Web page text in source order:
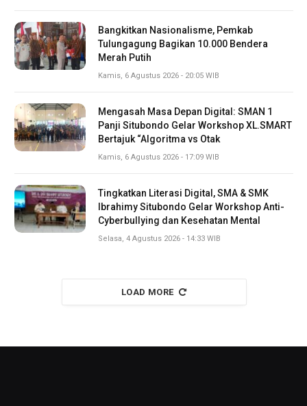
Bangkitkan Nasionalisme, Pemkab
Tulungagung Bagikan 10.000 Bendera
Merah Putih
Kamis, 6 Agustus 2026 - 20:05 WIB
Mengasah Masa Depan Digital: SMAN 1
Panji Situbondo Gelar Workshop XL.SMART
Bertajuk “Algoritma vs Otak
Kamis, 6 Agustus 2026 - 17:09 WIB
Tingkatkan Literasi Digital, SMA & SMK
Ibrahimy Situbondo Gelar Workshop Anti-
Cyberbullying dan Kesehatan Mental
Selasa, 4 Agustus 2026 - 14:33 WIB
LOAD MORE